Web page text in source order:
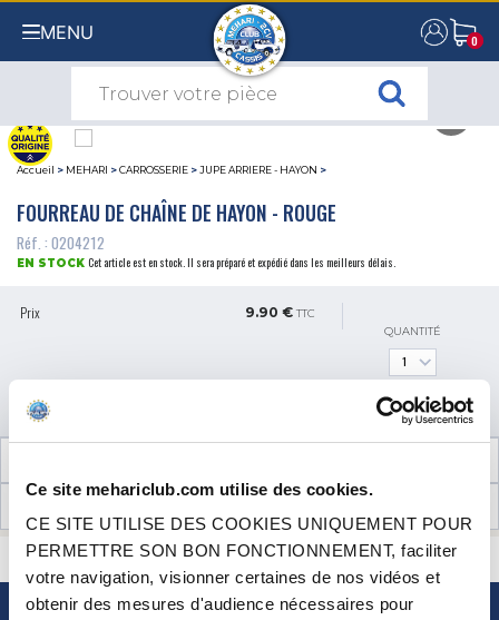
Ce site mehariclub.com utilise des cookies.
CE SITE UTILISE DES COOKIES UNIQUEMENT POUR
PERMETTRE SON BON FONCTIONNEMENT, faciliter
votre navigation, visionner certaines de nos vidéos et
obtenir des mesures d'audience nécessaires pour
MENU 0
0
Accueil > MEHARI >CARROSSERIE >JUPE ARRIERE - HAYON >
FOURREAU DE CHAÎNE DE HAYON - ROUGE
Réf. : 0204212
EN STOCK Cet article est en stock. Il sera préparé et expédié dans les meilleurs délais.
Prix 9.90 € TTC
QUANTITÉ
UNE QUESTION ? BESOIN D 'AIDE ? CONTACTEZ-NOUS